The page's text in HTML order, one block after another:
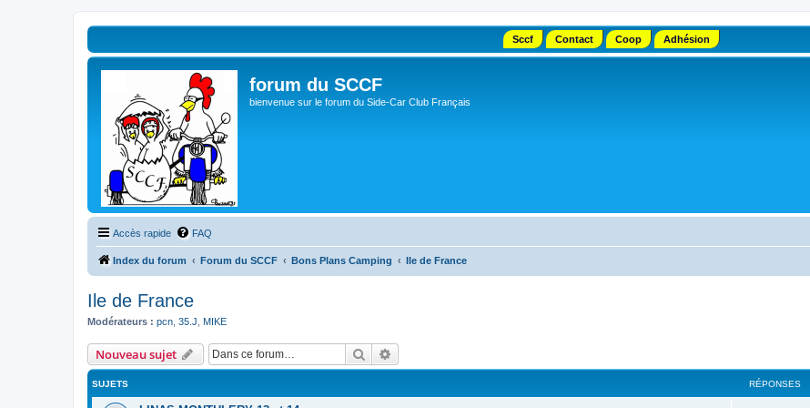
Sccf Contact Coop Adhésion
forum du SCCF
bienvenue sur le forum du Side-Car Club Français
Accès rapide FAQ
Index du forum Forum du SCCF Bons Plans Camping Ile de France
Ile de France
Modérateurs : pcn 35.J MIKE
Nouveau sujet Rechercher
SUJETS RÉPONSES